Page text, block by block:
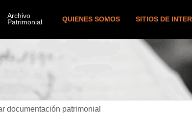
QUIENES SOMOS SITIOS DE